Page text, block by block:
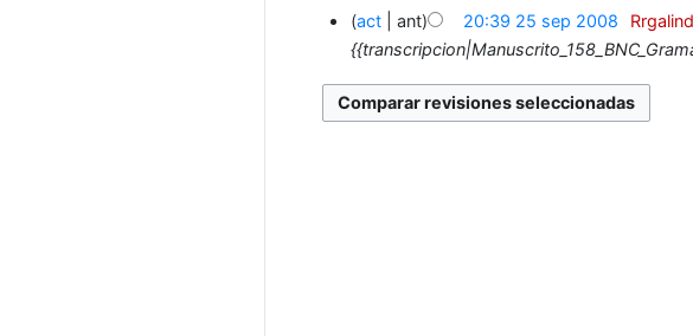
act
ant 20:39 25 sep 2008